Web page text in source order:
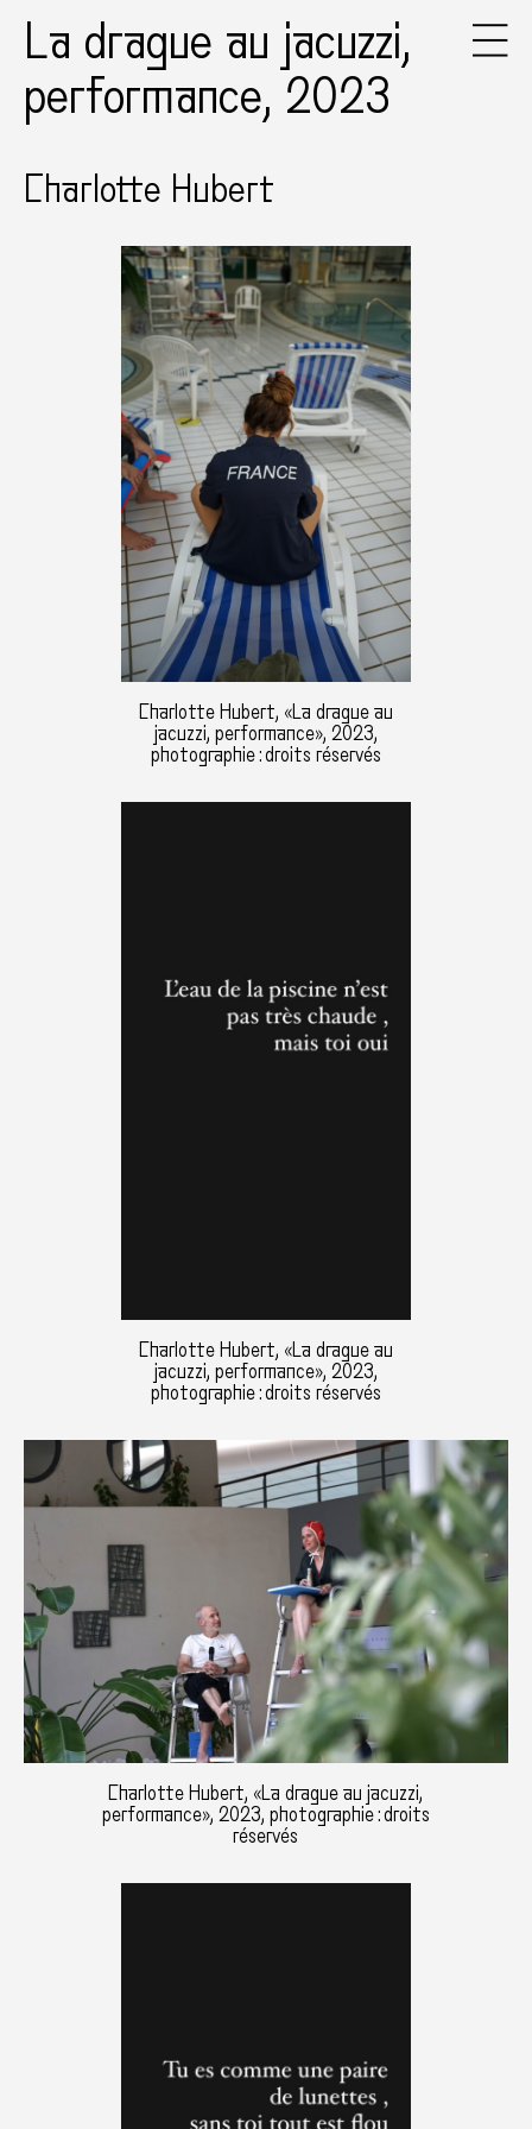
La drague au jacuzzi,
performance, 2023
Charlotte Hubert
Charlotte Hubert, «La drague au
jacuzzi, performance», 2023,
photographie : droits réservés
Charlotte Hubert, «La drague au
jacuzzi, performance», 2023,
photographie : droits réservés
Charlotte Hubert, «La drague au jacuzzi,
performance», 2023, photographie : droits
réservés